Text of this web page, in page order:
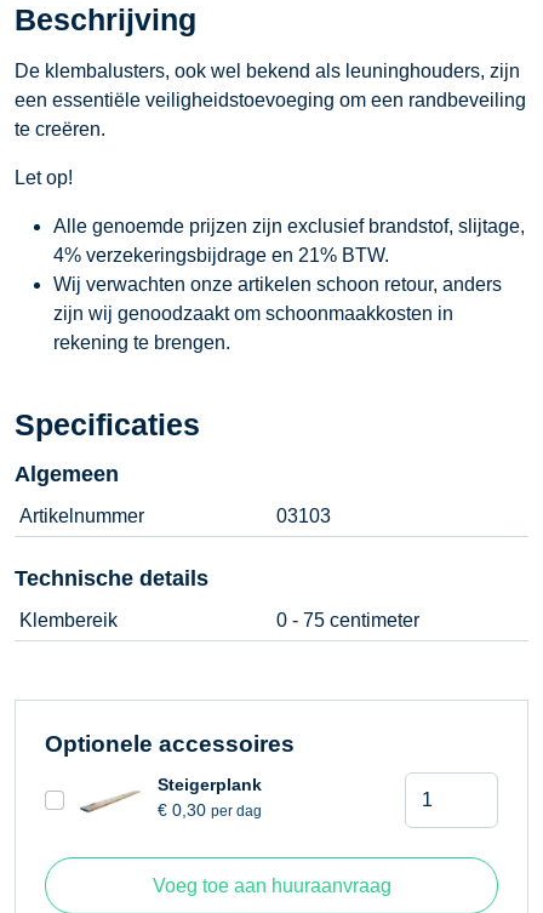
aantal
Beschrijving
De klembalusters, ook wel bekend als leuninghouders, zijn
een essentiële veiligheidstoevoeging om een randbeveiling
te creëren.
Let op!
Alle genoemde prijzen zijn exclusief brandstof, slijtage,
4% verzekeringsbijdrage en 21% BTW.
Wij verwachten onze artikelen schoon retour, anders
zijn wij genoodzaakt om schoonmaakkosten in
rekening te brengen.
Specificaties
Algemeen
Artikelnummer 03103
Technische details
Klembereik 0 - 75 centimeter
Optionele accessoires
Steigerplank
€0,30 per dag
centimeter
Voeg toe aan huuraanvraag